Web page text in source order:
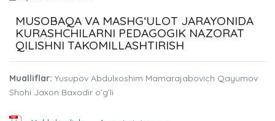
MUSOBAQA VA MASHG‘ULOT JARAYONIDA
KURASHCHILARNI PEDAGOGIK NAZORAT
QILISHNI TAKOMILLASHTIRISH
Mualliflar: Yusupov Abdulxoshim Mamarajabovich Qayumov
Shohi Jaxon Baxodir o’g’li